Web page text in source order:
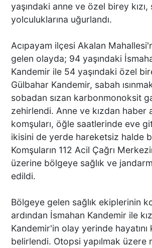
yaşındaki anne ve özel birey kızı,
yolculuklarına uğurlandı.
Acıpayam ilçesi Akalan
gelen olayda; 94 yaşındaki
Kandemir ile 54 yaşındaki özel
Gülbahar Kandemir, sabah
sobadan sızan karbonmonoksit
zehirlendi. Anne ve kızdan haber
komşuları, öğle saatlerinde eve
ikisini de yerde hareketsiz halde
Komşuların 112 Acil Çağrı
üzerine bölgeye sağlık ve
edildi.
Bölgeye gelen sağlık ekiplerinin
ardından İsmahan Kandemir ile
Kandemir'in olay yerinde
belirlendi. Otopsi yapılmak üzere